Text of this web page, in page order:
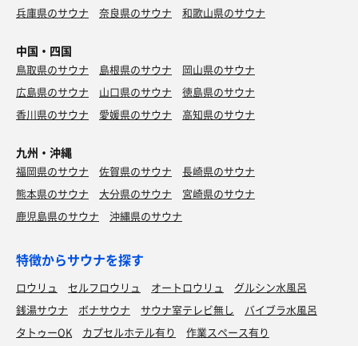
兵庫県のサウナ
奈良県のサウナ 和歌山県のサウナ
中国・四国
鳥取県のサウナ 島根県のサウナ
岡山県のサウナ
広島県のサウナ
山口県のサウナ
徳島県のサウナ
香川県のサウナ
愛媛県のサウナ 高知県のサウナ
九州・沖縄
福岡県のサウナ 佐賀県のサウナ
長崎県のサウナ
熊本県のサウナ
大分県のサウナ
宮崎県のサウナ
鹿児島県のサウナ
沖縄県のサウナ
特徴からサウナを探す
ロウリュ セルフロウリュ オートロウリュ
グルシン水風呂
銭湯サウナ
ボナサウナ サウナ室テレビ無し
バイブラ水風呂
タトゥーOK
カプセルホテル有り
作業スペース有り